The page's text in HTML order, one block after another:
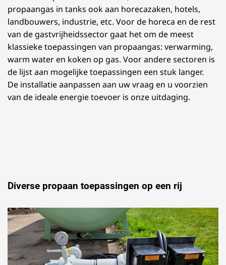
propaangas in tanks ook aan horecazaken, hotels,
landbouwers, industrie, etc. Voor de horeca en de rest
van de gastvrijheidssector gaat het om de meest
klassieke toepassingen van propaangas: verwarming,
warm water en koken op gas. Voor andere sectoren is
de lijst aan mogelijke toepassingen een stuk langer.
De installatie aanpassen aan uw vraag en u voorzien
van de ideale energie toevoer is onze uitdaging.
Diverse propaan toepassingen op een rij